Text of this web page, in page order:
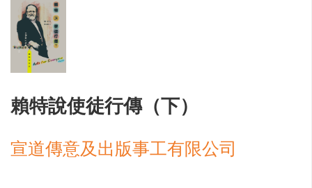
賴特說使徒行傳（下）
宣道傳意及出版事工有限公司